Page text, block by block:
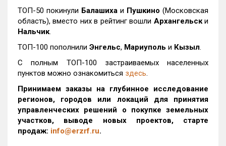
ТОП-50 покинули Балашиха и Пушкино (Московская
область), вместо них в рейтинг вошли Архангельски
Нальчик.
ТОП-100 пополнили Энгельс, Мариуполь и Кызыл.
С полным ТОП-100 застраиваемых населенных
пунктов можно ознакомиться здесь.
Принимаем заказы на глубинное исследование
регионов, городов или локаций для принятия
управленческих решений о покупке земельных
участков, выводе новых проектов, старте
продаж: info@erzrf.ru.